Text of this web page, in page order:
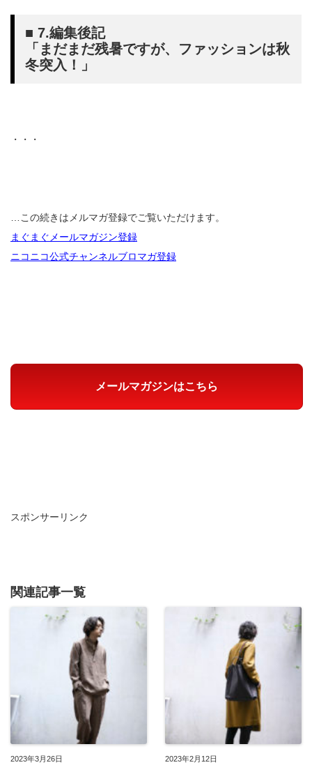
■ 7.編集後記
「まだまだ残暑ですが、ファッションは秋
冬突入！」
・・・
…この続きはメルマガ登録でご覧いただけます。
まぐまぐメールマガジン登録
ニコニコ公式チャンネルブロマガ登録
メールマガジンはこちら
スポンサーリンク
関連記事一覧
2023年3月26日 2023年2月12日